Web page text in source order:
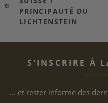
PRINCIPAUTÉ DU
LICHTENSTEIN
S'INSCRIRE À
... et rester informé des